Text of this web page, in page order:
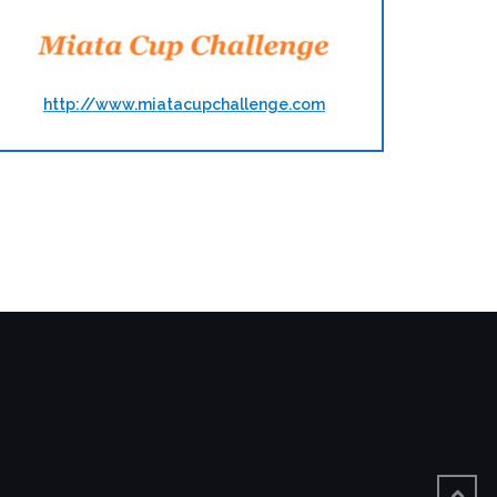
http://www.miatacupchallenge.com